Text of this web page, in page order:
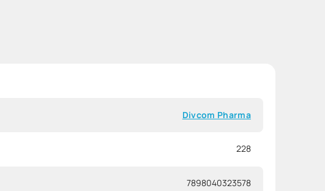
Divcom Pharma
228
7898040323578